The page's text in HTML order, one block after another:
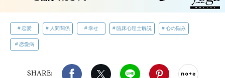
恋愛 人間関係 幸せ 臨床心理士解説 心の悩み
恋愛病
SHARE:
Facebook X（旧twitter）
LINE Pinterest